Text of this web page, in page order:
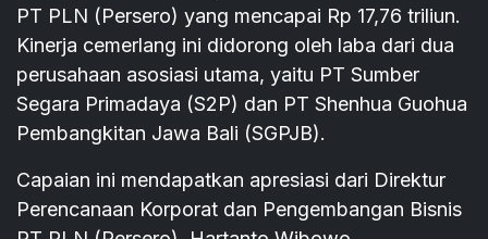
PT PLN (Persero) yang mencapai Rp 17,76 triliun.
Kinerja cemerlang ini didorong oleh laba dari dua
perusahaan asosiasi utama, yaitu PT Sumber
Segara Primadaya (S2P) dan PT Shenhua Guohua
Pembangkitan Jawa Bali (SGPJB).
Capaian ini mendapatkan apresiasi dari Direktur
Perencanaan Korporat dan Pengembangan Bisnis